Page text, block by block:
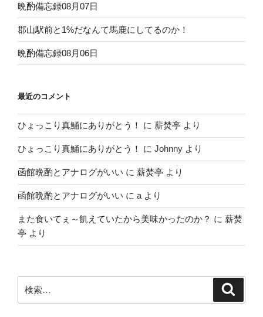
晩酌備忘録08月07日
郡山駅前と1%だなんて馬鹿にしてるのか！
晩酌備忘録08月06日
最近のコメント
ひょっこり真鯒にありがとう！ に 薪焚亭 より
ひょっこり真鯒にありがとう！ に Johnny より
函館晩酌とアナログがいい に 薪焚亭 より
函館晩酌とアナログがいい に a より
また食いてぇ～飢えていたから美味かったのか？ に 薪焚
亭 より
索: